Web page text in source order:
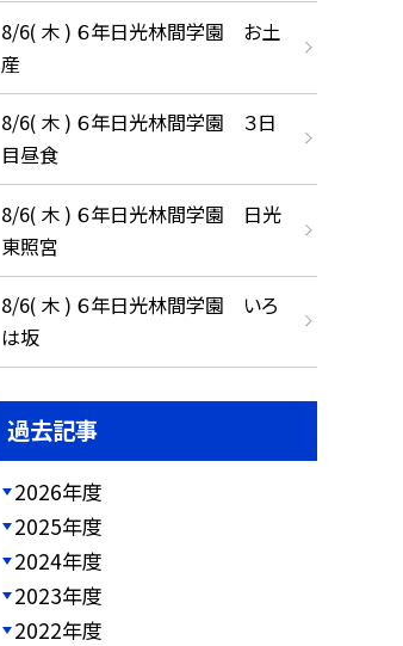
8/6( 木 ) ６年日光林間学園 お土
産
8/6( 木 ) ６年日光林間学園 ３日
目昼食
8/6( 木 ) ６年日光林間学園 日光
東照宮
8/6( 木 ) ６年日光林間学園 いろ
は坂
過去記事
2026年度
2025年度
2024年度
2023年度
2022年度